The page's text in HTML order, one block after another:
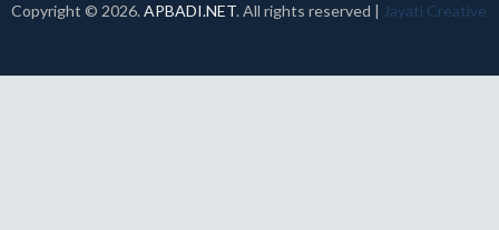
Copyright © 2026.APBADI.NET. All rights reserved | Jayati Creative